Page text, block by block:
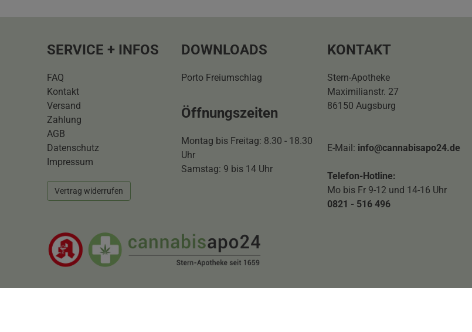
SERVICE + INFOS
FAQ
Kontakt
Versand
Zahlung
AGB
Datenschutz
Impressum
Vertrag widerrufen
DOWNLOADS
Porto Freiumschlag
Öffnungszeiten
Montag bis Freitag: 8.30 - 18.30
Uhr
Samstag: 9 bis 14 Uhr
KONTAKT
Stern-Apotheke
Maximilianstr. 27
86150 Augsburg
E-Mail: info@cannabisapo24.de
Telefon-Hotline:
Mo bis Fr 9-12 und 14-16 Uhr
0821 - 516 496